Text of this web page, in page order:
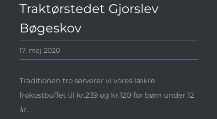
Traktørstedet Gjorslev
Bøgeskov
17. maj 2020
Traditionen tro serverer vi vores lækre
frokostbuffet til kr.239 og kr.120 for børn under 12
år..